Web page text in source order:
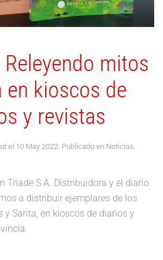
mitos
en kioscos de
y revistas
el 10 May 2022. Publicado en Noticias.
Triade S.A. Distribuidora y el diario
a distribuir ejemplares de los
y Sarita, en kioscos de diarios y